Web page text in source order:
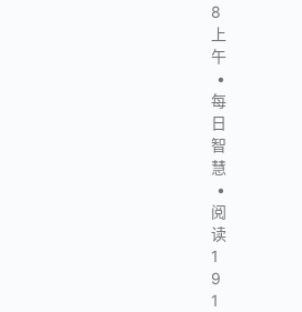
8
上
午
•
每
日
智
慧
•
阅
读
1
9
1